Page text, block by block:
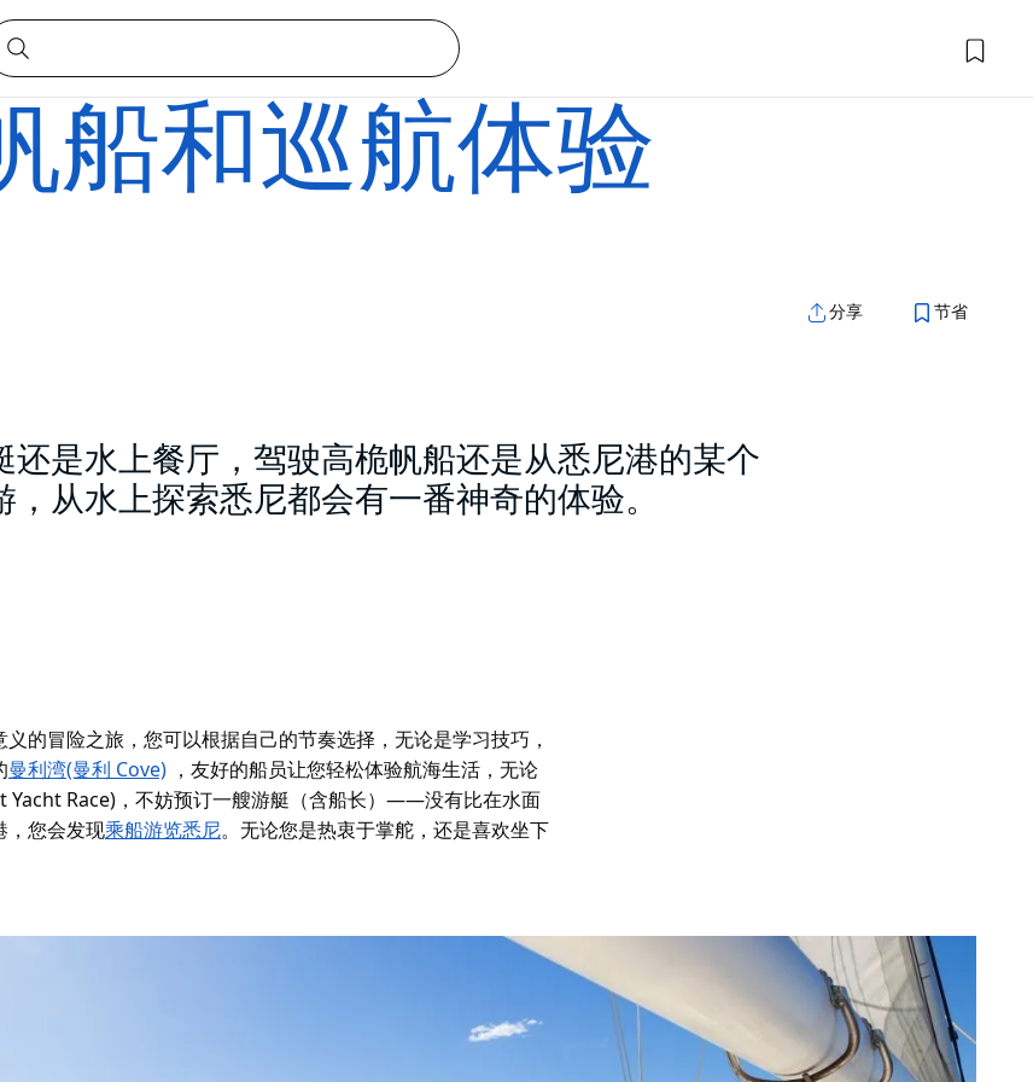
船和巡航体验
分享 节省
还是水上餐厅，驾驶高桅帆船还是从悉尼港的某个
从水上探索悉尼都会有一番神奇的体验。
的冒险之旅，您可以根据自己的节奏选择，无论是学习技巧，
曼利湾(曼利 Cove) ，友好的船员让您轻松体验航海生活，无论
Yacht Race)，不妨预订一艘游艇（含船长）——没有比在水面
，您会发现乘船游览悉尼。无论您是热衷于掌舵，还是喜欢坐下